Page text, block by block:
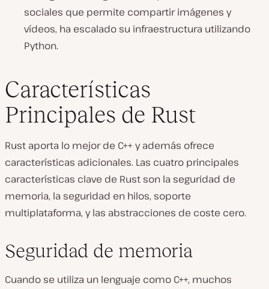
sociales que permite compartir imágenes y
vídeos, ha escalado su infraestructura utilizando
Python.
Características
Principales de Rust
Rust aporta lo mejor de C++ y además ofrece
características adicionales. Las cuatro principales
características clave de Rust son la seguridad de
memoria, la seguridad en hilos, soporte
multiplataforma, y las abstracciones de coste cero.
Seguridad de memoria
Cuando se utiliza un lenguaje como C++, muchos